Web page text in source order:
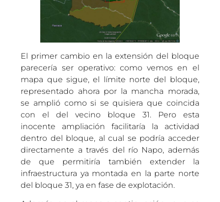
El primer cambio en la extensión del bloque
parecería ser operativo: como vemos en el
mapa que sigue, el límite norte del bloque,
representado ahora por la mancha morada,
se amplió como si se quisiera que coincida
con el del vecino bloque 31. Pero esta
inocente ampliación facilitaría la actividad
dentro del bloque, al cual se podría acceder
directamente a través del río Napo, además
de que permitiría también extender la
infraestructura ya montada en la parte norte
del bloque 31, ya en fase de explotación.